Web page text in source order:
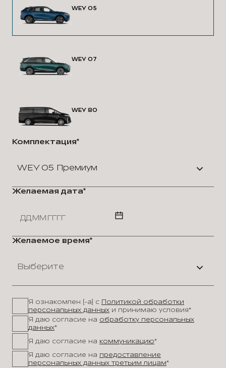
WEY 05
WEY 07
WEY 80
Комплектация*
WEY 05 Премиум
Желаемая дата*
Желаемое время*
Выберите
Я ознакомлен (-а) с Политикой обработки
персональных данных и принимаю условия*
Я даю согласие на обработку персональных
данных*
Я даю согласие на коммуникацию*
Я даю согласие на предоставление
персональных данных третьим лицам*